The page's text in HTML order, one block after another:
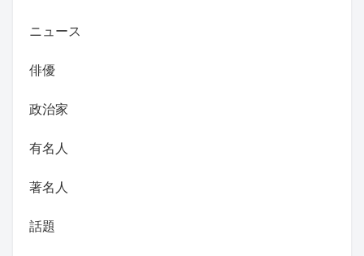
ニュース
俳優
政治家
有名人
著名人
話題